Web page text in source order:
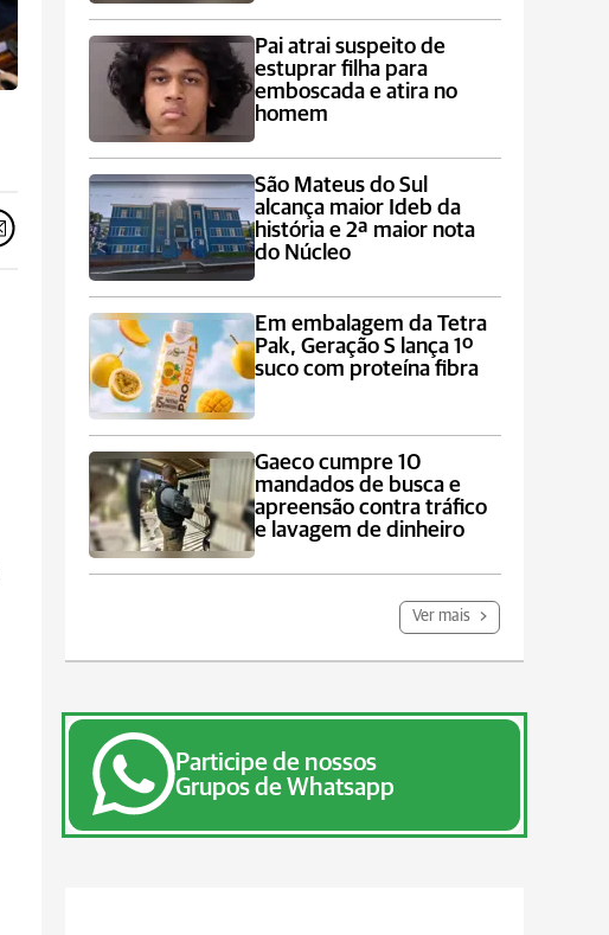
Pai atrai suspeito de
estuprar filha para
emboscada e atira no
homem
São Mateus do Sul
alcança maior Ideb da
história e 2ª maior nota
do Núcleo
Em embalagem da Tetra
Pak, Geração S lança 1º
suco com proteína fibra
Gaeco cumpre 10
mandados de busca e
apreensão contra tráfico
e lavagem de dinheiro
Ver mais
Participe de nossos
Grupos de Whatsapp